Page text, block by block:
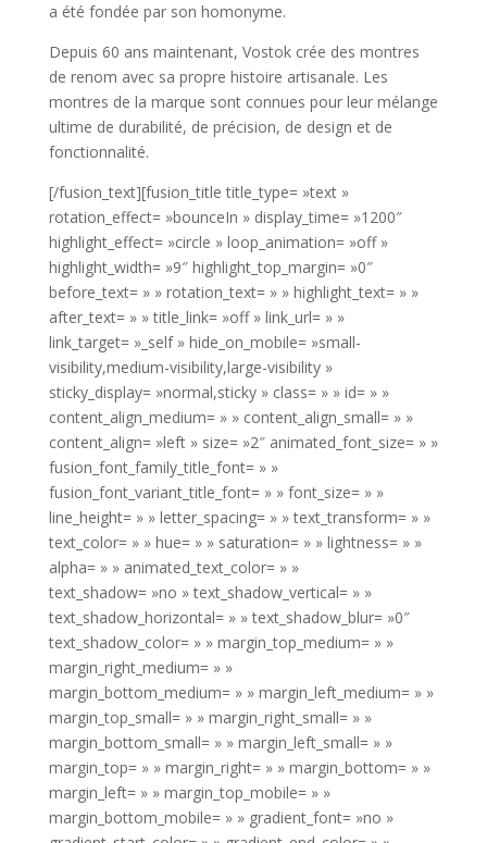
a été fondée par son homonyme.
Depuis 60 ans maintenant, Vostok crée des montres
de renom avec sa propre histoire artisanale. Les
montres de la marque sont connues pour leur mélange
ultime de durabilité, de précision, de design et de
fonctionnalité.
[/fusion_text][fusion_title title_type= »text »
rotation_effect= »bounceIn » display_time= »1200″
highlight_effect= »circle » loop_animation= »off »
highlight_width= »9″ highlight_top_margin= »0″
before_text= » » rotation_text= » » highlight_text= » »
after_text= » » title_link= »off » link_url= » »
link_target= »_self » hide_on_mobile= »small-
visibility,medium-visibility,large-visibility »
sticky_display= »normal,sticky » class= » » id= » »
content_align_medium= » » content_align_small= » »
content_align= »left » size= »2″ animated_font_size= » »
fusion_font_family_title_font= » »
fusion_font_variant_title_font= » » font_size= » »
line_height= » » letter_spacing= » » text_transform= » »
text_color= » » hue= » » saturation= » » lightness= » »
alpha= » » animated_text_color= » »
text_shadow= »no » text_shadow_vertical= » »
text_shadow_horizontal= » » text_shadow_blur= »0″
text_shadow_color= » » margin_top_medium= » »
margin_right_medium= » »
margin_bottom_medium= » » margin_left_medium= » »
margin_top_small= » » margin_right_small= » »
margin_bottom_small= » » margin_left_small= » »
margin_top= » » margin_right= » » margin_bottom= » »
margin_left= » » margin_top_mobile= » »
margin_bottom_mobile= » » gradient_font= »no »